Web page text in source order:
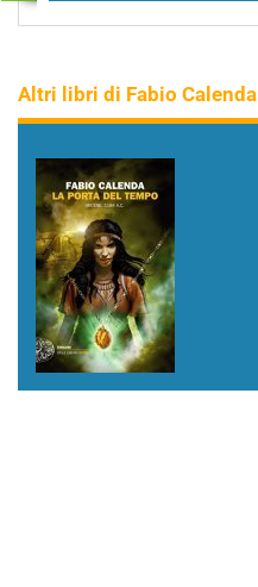
Altri libri di Fabio Calenda